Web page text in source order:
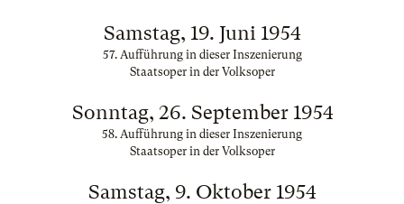
Samstag, 19. Juni 1954
57. Aufführung in dieser Inszenierung
Staatsoper in der Volksoper
Sonntag, 26. September 1954
58. Aufführung in dieser Inszenierung
Staatsoper in der Volksoper
Samstag, 9. Oktober 1954